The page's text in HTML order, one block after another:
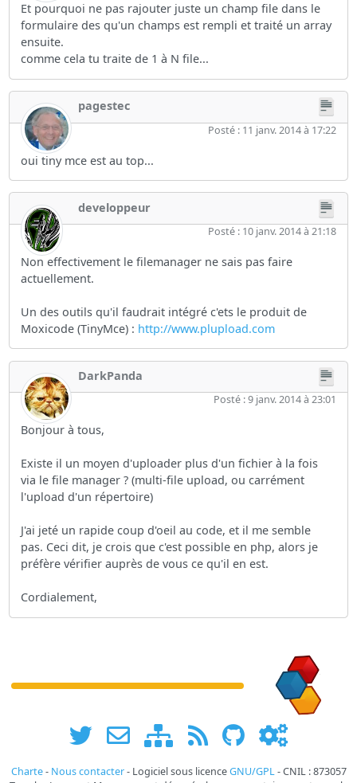
Et pourquoi ne pas rajouter juste un champ file dans le
formulaire des qu'un champs est rempli et traité un array
ensuite.
comme cela tu traite de 1 à N file...
pagestec
Posté : 11 janv. 2014 à 17:22
oui tiny mce est au top...
developpeur
Posté : 10 janv. 2014 à 21:18
Non effectivement le filemanager ne sais pas faire
actuellement.
Un des outils qu'il faudrait intégré c'ets le produit de
Moxicode (TinyMce) : http://www.plupload.com
DarkPanda
Posté : 9 janv. 2014 à 23:01
Bonjour à tous,
Existe il un moyen d'uploader plus d'un fichier à la fois
via le file manager ? (multi-file upload, ou carrément
l'upload d'un répertoire)
J'ai jeté un rapide coup d'oeil au code, et il me semble
pas. Ceci dit, je crois que c'est possible en php, alors je
préfère vérifier auprès de vous ce qu'il en est.
Cordialement,
Charte- Nous contacter- Logiciel sous licenceGNU/GPL- CNIL : 873057